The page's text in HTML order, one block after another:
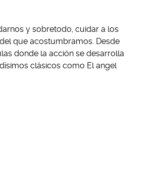
y sobretodo, cuidar a los
que acostumbramos. Desde
donde la acción se desarrolla
clásicos como El angel